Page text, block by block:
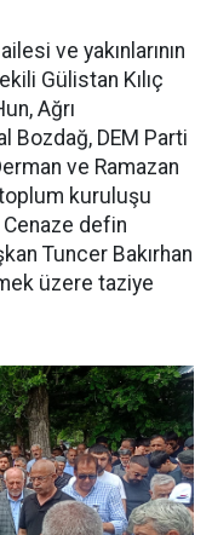
ve yakınlarının
Gülistan Kılıç
Ağrı
Bozdağ, DEM Parti
ve Ramazan
kuruluşu
Cenaze defin
Tuncer Bakırhan
üzere taziye